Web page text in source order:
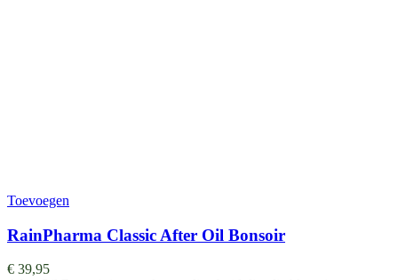
Toevoegen
RainPharma Classic After Oil Bonsoir
€ 39,95